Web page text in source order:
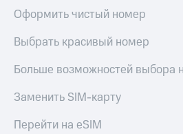
Оформить чистый номер
Выбрать красивый номер
Больше возможностей выбора
Заменить SIM-карту
Перейти на eSIM